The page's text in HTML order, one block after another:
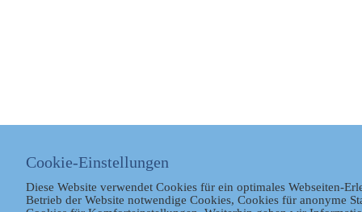
Cookie-Einstellungen
Diese Website verwendet Cookies für ein optimales Webseiten-
Betrieb der Website notwendige Cookies, Cookies für anonyme